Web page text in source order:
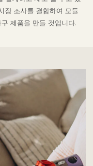
장 조사를 결합하여 모듈
제품을 만들 것입니다.